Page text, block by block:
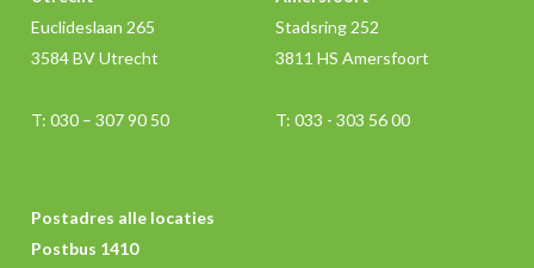
Euclideslaan 265
3584 BV Utrecht
T: 030 – 307 90 50
Stadsring 252
3811 HS Amersfoort
T: 033 - 303 56 00
Postadres alle locaties
Postbus 1410